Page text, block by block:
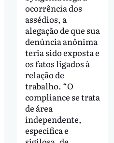
ocorrência dos
assédios, a
alegação de que sua
denúncia anônima
teria sido exposta e
os fatos ligados à
relação de
trabalho. “O
compliance se trata
de área
independente,
específica e